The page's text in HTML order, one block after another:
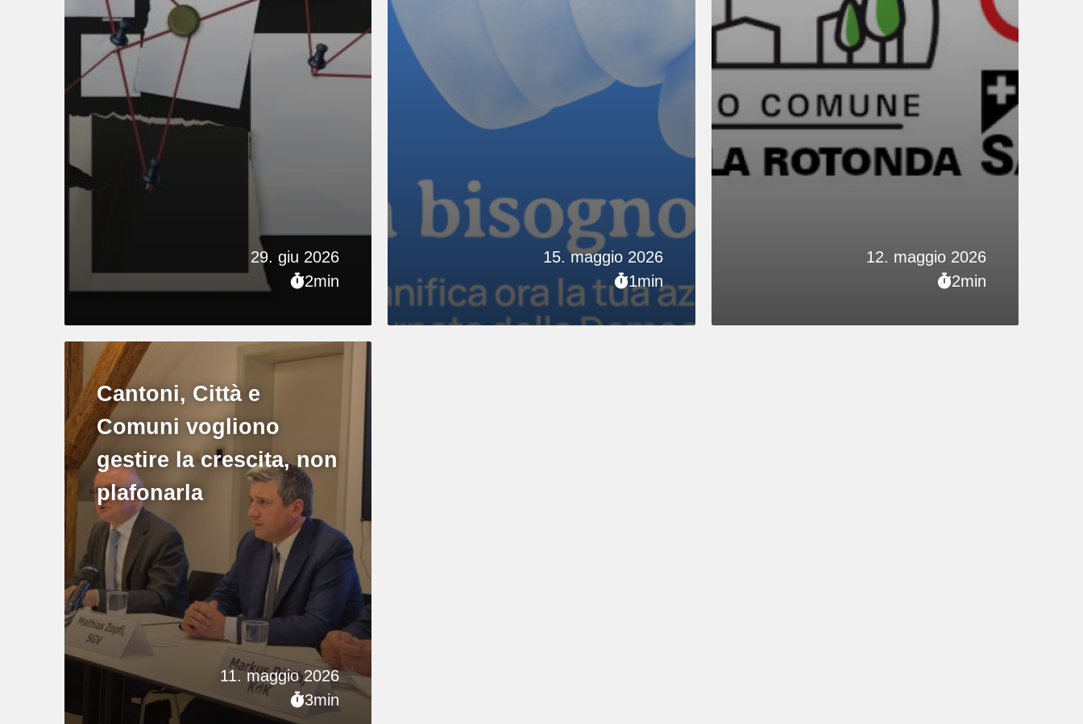
29. giu 2026
2min
15. maggio 2026
1min
12. maggio 2026
2min
11. maggio 2026
3min
Cantoni, Città e
Comuni vogliono
gestire la crescita, non
plafonarla